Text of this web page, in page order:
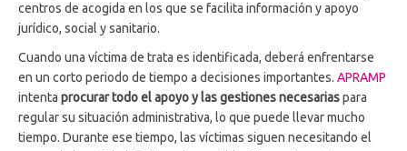
centros de acogida en los que se facilita información y apoyo
jurídico, social y sanitario.
Cuando una víctima de trata es identificada, deberá enfrentarse
en un corto periodo de tiempo a decisiones importantes. APRAMP
intenta procurar todo el apoyo y las gestiones necesariaspara
regular su situación administrativa, lo que puede llevar mucho
tiempo. Durante ese tiempo, las víctimas siguen necesitando el